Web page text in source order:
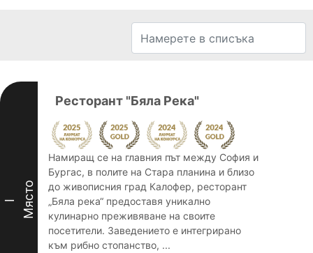
I Място
Ресторант "Бяла Река"
Намиращ се на главния път между София и
Бургас, в полите на Стара планина и близо
до живописния град Калофер, ресторант
„Бяла река“ предоставя уникално
кулинарно преживяване на своите
посетители. Заведението е интегрирано
към рибно стопанство, ...